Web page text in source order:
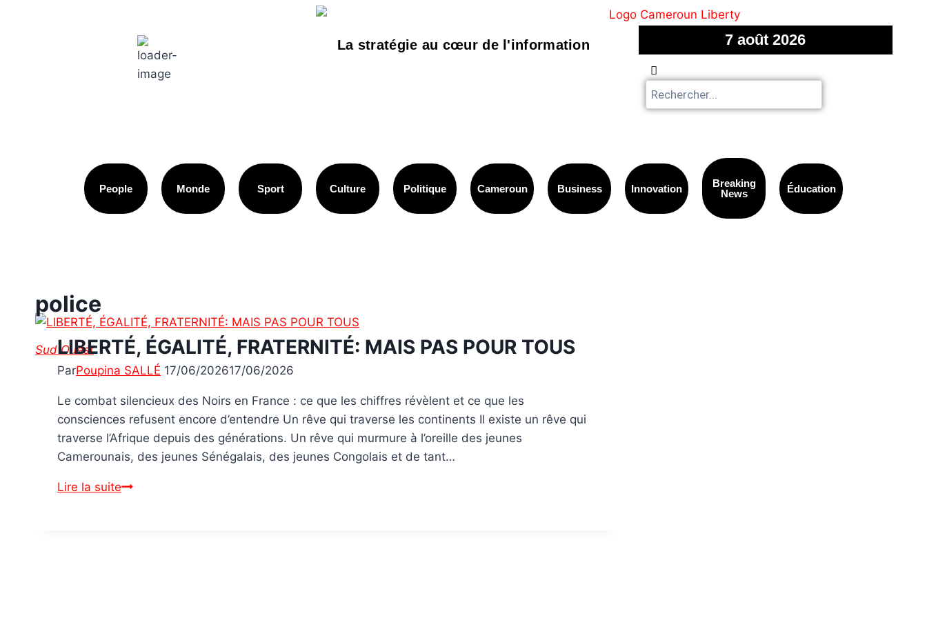
11:56 am,
18
La stratégie au cœur de l'information 7 août 2026
People Monde Sport Culture Politique Cameroun Business Innovation
Breaking
News
Éducation
police
Sud Ouest
LIBERTÉ, ÉGALITÉ, FRATERNITÉ: MAIS PAS POUR TOUS
ParPoupina SALLÉ 17/06/202617/06/2026
Le combat silencieux des Noirs en France : ce que les chiffres révèlent et ce que les
consciences refusent encore d’entendre Un rêve qui traverse les continents Il existe un rêve qui
traverse l’Afrique depuis des générations. Un rêve qui murmure à l’oreille des jeunes
Camerounais, des jeunes Sénégalais, des jeunes Congolais et de tant…
Lire la suite